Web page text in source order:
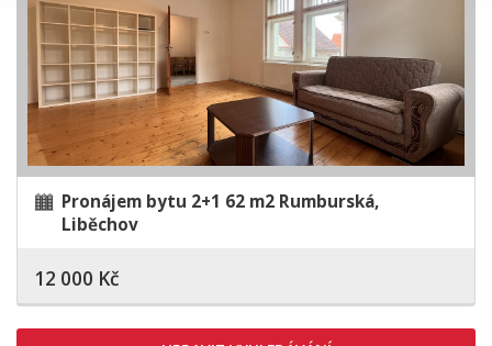
Pronájem bytu 2+1 62 m2 Rumburská,
Liběchov
12 000 Kč